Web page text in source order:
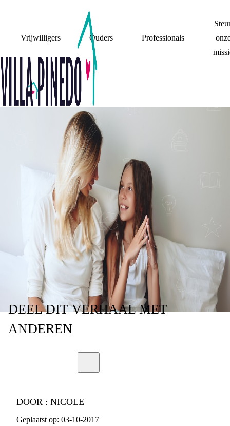
Vrijwilligers Ouders Professionals
DE VRIENDIN VAN
MIJN VADER IS
TOF
DEELDIT VERHAALMET
ANDEREN
DOOR : NICOLE
Geplaatst op: 03-10-2017